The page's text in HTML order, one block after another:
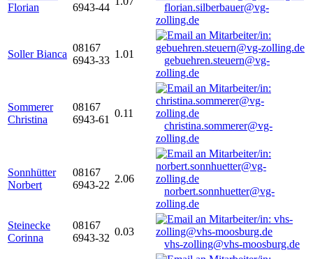
Florian
6943-44
florian.silberbauer@vg-
zolling.de
Soller Bianca
08167
6943-33
1.01
gebuehren.steuern@vg-
zolling.de
Sommerer
Christina
08167
6943-61
0.11
christina.sommerer@vg-
zolling.de
Sonnhütter
Norbert
08167
6943-22
2.06
norbert.sonnhuetter@vg-
zolling.de
Steinecke
Corinna
08167
6943-32
0.03
vhs-zolling@vhs-moosburg.de